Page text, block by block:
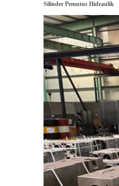
Silinder Pemutus Hidraulik